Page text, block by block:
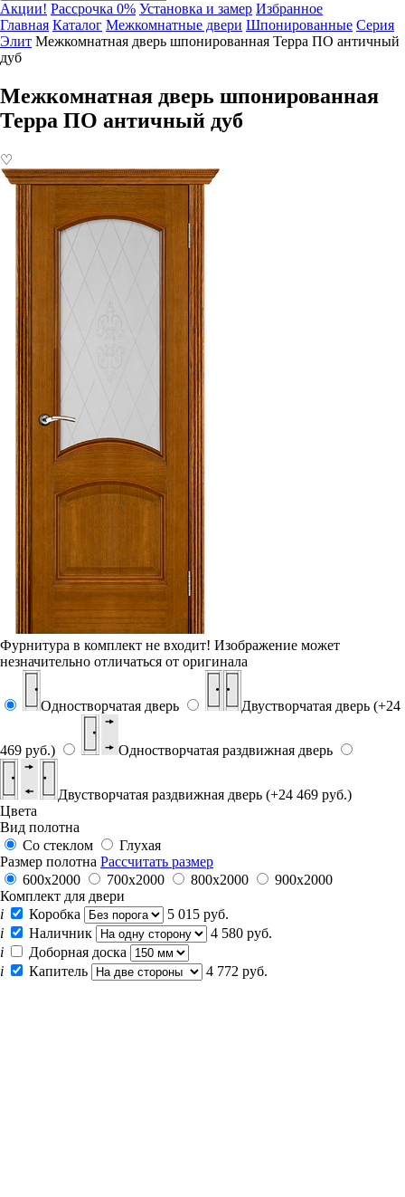
Акции! Рассрочка 0% Установка и замер Избранное
Главная Каталог Межкомнатные двери Шпонированные Серия
Элит Межкомнатная дверь шпонированная Терра ПО античный
дуб
Межкомнатная дверь шпонированная
Терра ПО античный дуб
♡
Фурнитура в комплект не входит! Изображение может
незначительно отличаться от оригинала
Одностворчатая дверь Двустворчатая дверь (+24
469 руб.) Одностворчатая раздвижная дверь
Двустворчатая раздвижная дверь (+24 469 руб.)
Цвета
Вид полотна
Со стеклом
Глухая
Размер полотна Рассчитать размер
600x2000
700x2000 800x2000
900x2000
Комплект для двери
i
Коробка
5 015 руб.
i
Наличник
4 580 руб.
i
Доборная доска
i
Капитель 4 772 руб.